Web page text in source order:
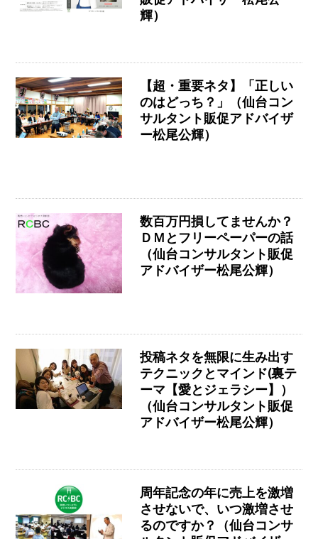
輝）
【超・重要ネタ】「正しい
のはどっち？」（仙台コン
サルタント販促アドバイザ
ー松尾公輝）
数百万円損してませんか？
ＤＭとフリーペーパーの話
（仙台コンサルタント販促
アドバイザー松尾公輝）
投稿ネタを無限に生み出す
テクニックとマインド(裏テ
ーマ【愛とジェラシー】）
（仙台コンサルタント販促
アドバイザー松尾公輝）
周年記念の年に売上を激増
させないで、いつ激増させ
るのですか？（仙台コンサ